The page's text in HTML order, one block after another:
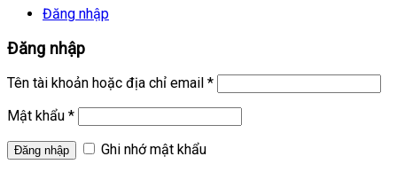
Đăng nhập
Đăng nhập
Tên tài khoản hoặc địa chỉ email *
Mật khẩu *
Ghi nhớ mật khẩu